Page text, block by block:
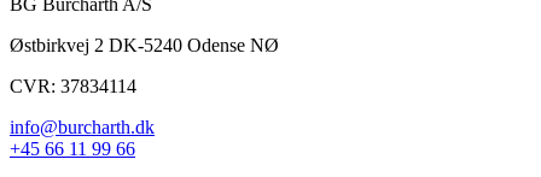
Østbirkvej 2 DK-5240 Odense NØ
CVR: 37834114
info@burcharth.dk
+45 66 11 99 66